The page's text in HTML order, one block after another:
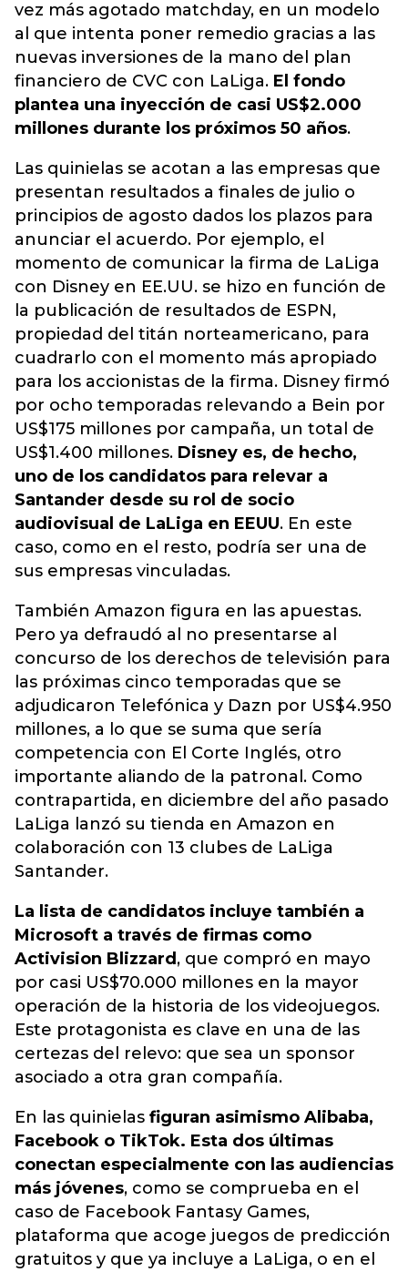
vez más agotado matchday, en un modelo
al que intenta poner remedio gracias a las
nuevas inversiones de la mano del plan
financiero de CVC con LaLiga. El fondo
plantea una inyección de casi US$2.000
millones durante los próximos 50 años.
Las quinielas se acotan a las empresas que
presentan resultados a finales de julio o
principios de agosto dados los plazos para
anunciar el acuerdo. Por ejemplo, el
momento de comunicar la firma de LaLiga
con Disney en EE.UU. se hizo en función de
la publicación de resultados de ESPN,
propiedad del titán norteamericano, para
cuadrarlo con el momento más apropiado
para los accionistas de la firma. Disney firmó
por ocho temporadas relevando a Bein por
US$175 millones por campaña, un total de
US$1.400 millones. Disney es, de hecho,
uno de los candidatos para relevar a
Santander desde su rol de socio
audiovisual de LaLiga en EEUU. En este
caso, como en el resto, podría ser una de
sus empresas vinculadas.
También Amazon figura en las apuestas.
Pero ya defraudó al no presentarse al
concurso de los derechos de televisión para
las próximas cinco temporadas que se
adjudicaron Telefónica y Dazn por US$4.950
millones, a lo que se suma que sería
competencia con El Corte Inglés, otro
importante aliando de la patronal. Como
contrapartida, en diciembre del año pasado
LaLiga lanzó su tienda en Amazon en
colaboración con 13 clubes de LaLiga
Santander.
La lista de candidatos incluye también a
Microsoft a través de firmas como
Activision Blizzard , que compró en mayo
por casi US$70.000 millones en la mayor
operación de la historia de los videojuegos.
Este protagonista es clave en una de las
certezas del relevo: que sea un sponsor
asociado a otra gran compañía.
En las quinielas figuran asimismo Alibaba,
Facebook o TikTok. Esta dos últimas
conectan especialmente con las audiencias
más jóvenes, como se comprueba en el
caso de Facebook Fantasy Games,
plataforma que acoge juegos de predicción
gratuitos y que ya incluye a LaLiga, o en el